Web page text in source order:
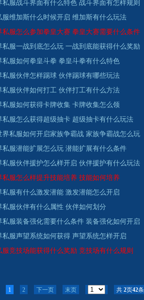
服战斗界面有什么特色 战斗界面有怎样规则
维加斯什么时候开启 维加斯有什么玩法
私服怎么参加拳皇大赛 拳皇大赛需要什么条件
服一战到底怎么玩 一战到底能获得什么奖励
服如何拳皇斗拳 拳皇斗拳有什么特色
服伙伴怎样踢球 伙伴踢球有哪些玩法
服伙伴如何打工 伙伴打工有什么方法
服如何获得卡牌收集 卡牌收集怎么领
服怎么获得超级抽卡 超级抽卡有什么玩法
私服如何开启家族争霸战 家族争霸战怎么玩
服潜能扩展怎么玩 潜能扩展有什么条件
服伙伴援护怎么样开启 伙伴援护有什么玩法
私服怎么样提升技能培养 技能如何培养
服有什么激发潜能 激发潜能怎么开启
服伙伴有什么属性 伙伴如何划分
服装备强化需要什么条件 装备强化如何开启
服声望系统如何获得 声望系统怎样开启
竞技场能获得什么奖励 竞技场有什么规则
1 2 下一页 末页 共 2页42条